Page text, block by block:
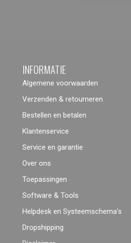
INFORMATIE
Algemene voorwaarden
Verzenden & retourneren
Bestellen en betalen
Klantenservice
Service en garantie
Over ons
Toepassingen
Software & Tools
Helpdesk en Systeemschema's
Dropshipping